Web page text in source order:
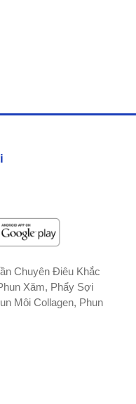
Chuyên Điêu Khắc
Xăm, Phẩy Sợi
Môi Collagen, Phun